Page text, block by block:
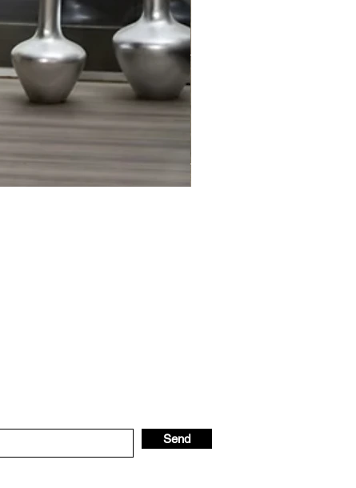
Send